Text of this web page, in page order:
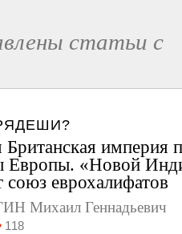
статьи с
империя
Европы. «Новой
союз еврохалифатов
Михаил Геннадьевич
118